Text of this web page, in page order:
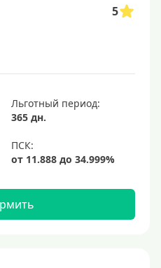
5
Льготный период:
365 дн.